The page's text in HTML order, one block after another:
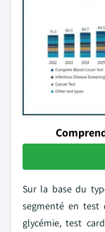
Sur la base du
segmenté en test
glycémie, test